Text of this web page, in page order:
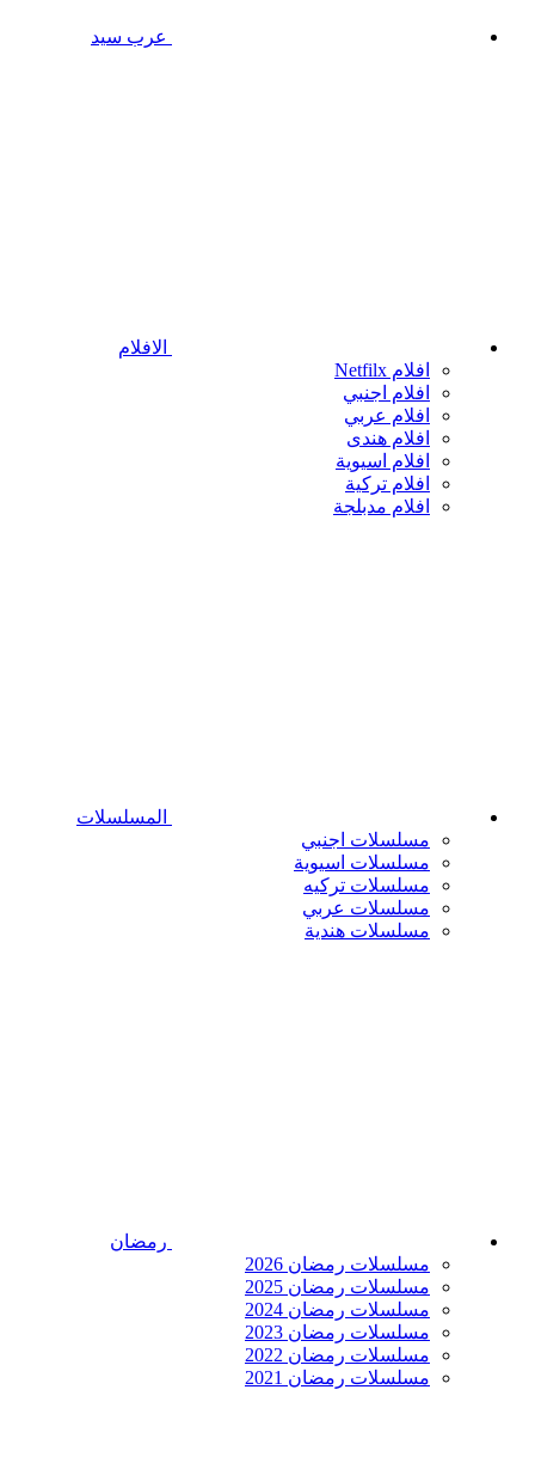
عرب سيد
الافلام
افلام Netfilx
افلام اجنبي
افلام عربي
افلام هندى
افلام اسيوية
افلام تركية
افلام مدبلجة
المسلسلات
مسلسلات اجنبي
مسلسلات اسيوية
مسلسلات تركيه
مسلسلات عربي
مسلسلات هندية
رمضان
مسلسلات رمضان 2026
مسلسلات رمضان 2025
مسلسلات رمضان 2024
مسلسلات رمضان 2023
مسلسلات رمضان 2022
مسلسلات رمضان 2021